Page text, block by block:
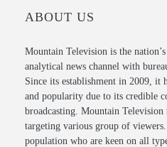
ABOUT US
Mountain Television is the
analytical news channel with
Since its establishment in 2009, it
and popularity due to its credible
broadcasting. Mountain Television
targeting various group of
population who are keen on all